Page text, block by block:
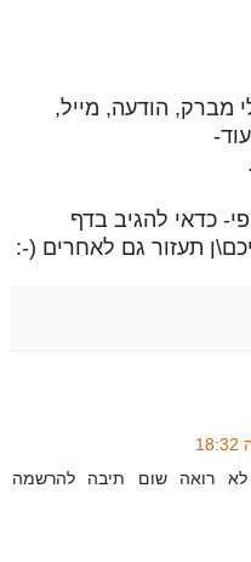
מברק, הודעה, מייל,
כדאי להגיב בדף
תעזור גם לאחרים (-:
לא רואה שום תיבה להרשמה